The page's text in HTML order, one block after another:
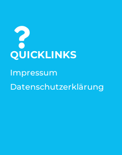
QUICKLINKS
Impressum
Datenschutzerklärung